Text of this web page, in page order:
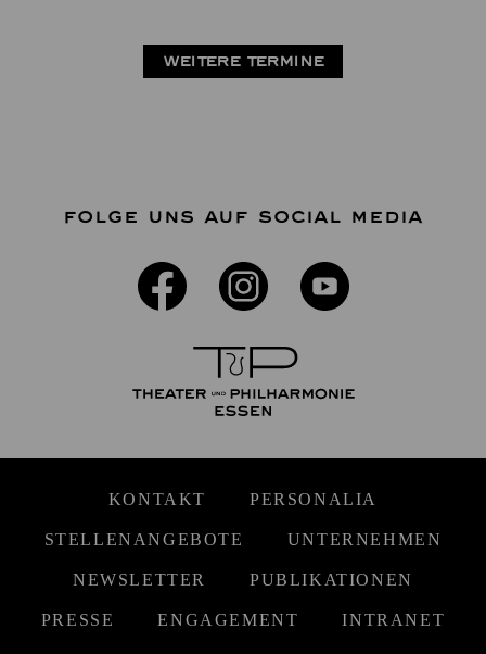
WEITERE TERMINE
FOLGE UNS AUF SOCIAL MEDIA
KONTAKT PERSONALIA
STELLENANGEBOTE UNTERNEHMEN
NEWSLETTER PUBLIKATIONEN
PRESSE ENGAGEMENT INTRANET